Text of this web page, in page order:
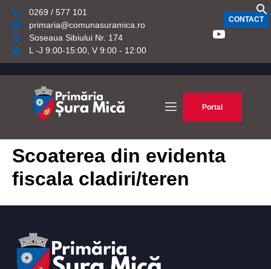
0269 / 577 101
primaria@comunasuramica.ro
Soseaua Sibiului Nr. 174
L -J 9:00-15:00, V 9:00 - 12:00
CONTACT
Portal
Scoaterea din evidenta
fiscala cladiri/teren